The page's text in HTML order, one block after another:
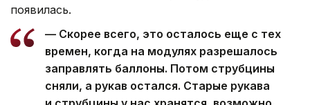
появилась.
— Скорее всего, это осталось еще с тех
времен, когда на модулях разрешалось
заправлять баллоны. Потом струбцины
сняли, а рукав остался. Старые рукава